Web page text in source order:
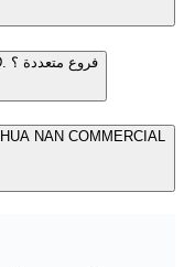
هل لدى HUA NAN COMMERCIAL BANK, LTD. فروع متعددة ؟